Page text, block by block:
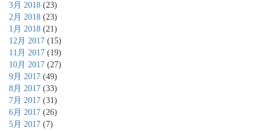
3月 2018 (23)
2月 2018 (23)
1月 2018 (21)
12月 2017 (15)
11月 2017 (19)
10月 2017 (27)
9月 2017 (49)
8月 2017 (33)
7月 2017 (31)
6月 2017 (26)
5月 2017 (7)